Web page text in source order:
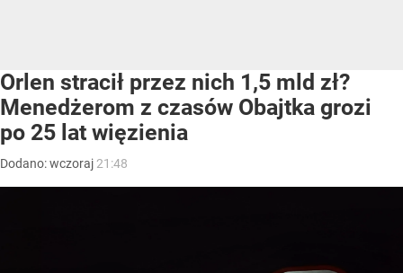
Orlen stracił przez nich 1,5 mld zł?
Menedżerom z czasów Obajtka grozi
po 25 lat więzienia
Dodano:wczoraj 21:48